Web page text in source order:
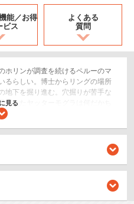
能／お得
ビス
よくある
質問
ホリンが調査を続けるペルーのマ
るらしい。博士からリングの場所
地下を掘り進む。穴掘りが苦手な
場したヤッターモグラは何だかち
た!
見る